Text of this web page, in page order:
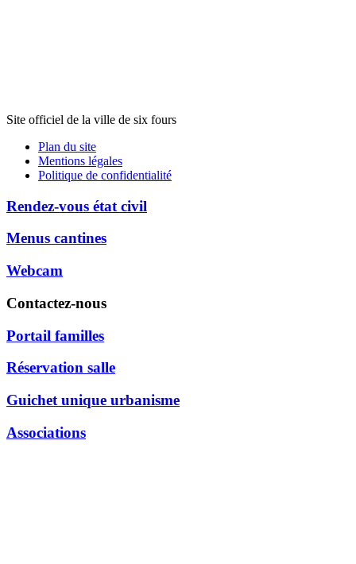
Site officiel de la ville de six fours
Plan du site
Mentions légales
Politique de confidentialité
Rendez-vous état civil
Menus cantines
Webcam
Contactez-nous
Portail familles
Réservation salle
Guichet unique urbanisme
Associations